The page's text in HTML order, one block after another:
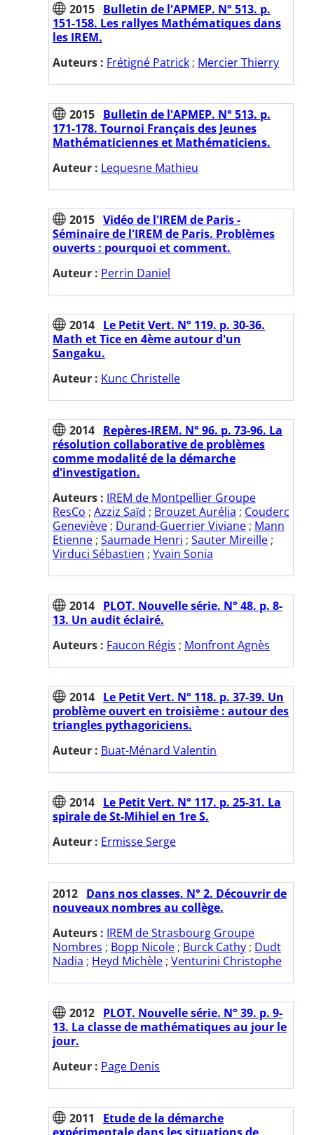
2015 Bulletin de l'APMEP. N° 513. p.
151-158. Les rallyes Mathématiques dans
les IREM.
Auteurs : Frétigné Patrick ; Mercier Thierry
2015 Bulletin de l'APMEP. N° 513. p.
171-178. Tournoi Français des Jeunes
Mathématiciennes et Mathématiciens.
Auteur : Lequesne Mathieu
2015 Vidéo de l'IREM de Paris -
Séminaire de l'IREM de Paris. Problèmes
ouverts : pourquoi et comment.
Auteur : Perrin Daniel
2014 Le Petit Vert. N° 119. p. 30-36.
Math et Tice en 4ème autour d'un
Sangaku.
Auteur : Kunc Christelle
2014 Repères-IREM. N° 96. p. 73-96. La
résolution collaborative de problèmes
comme modalité de la démarche
d'investigation.
Auteurs : IREM de Montpellier Groupe
ResCo ; Azziz Saïd ; Brouzet Aurélia ; Couderc
Geneviève ; Durand-Guerrier Viviane ; Mann
Etienne ; Saumade Henri ; Sauter Mireille ;
Virduci Sébastien ; Yvain Sonia
2014 PLOT. Nouvelle série. N° 48. p. 8-
13. Un audit éclairé.
Auteurs : Faucon Régis ; Monfront Agnès
2014 Le Petit Vert. N° 118. p. 37-39. Un
problème ouvert en troisième : autour des
triangles pythagoriciens.
Auteur : Buat-Ménard Valentin
2014 Le Petit Vert. N° 117. p. 25-31. La
spirale de St-Mihiel en 1re S.
Auteur : Ermisse Serge
2012 Dans nos classes. N° 2. Découvrir de
nouveaux nombres au collège.
Auteurs : IREM de Strasbourg Groupe
Nombres ; Bopp Nicole ; Burck Cathy ; Dudt
Nadia ; Heyd Michèle ; Venturini Christophe
2012 PLOT. Nouvelle série. N° 39. p. 9-
13. La classe de mathématiques au jour le
jour.
Auteur : Page Denis
2011
Etude de la démarche